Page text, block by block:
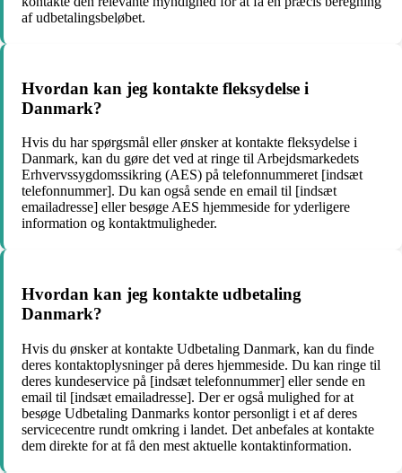
af udbetalingsbeløbet.
Hvordan kan jeg kontakte fleksydelse i
Danmark?
Hvis du har spørgsmål eller ønsker at kontakte fleksydelse i
Danmark, kan du gøre det ved at ringe til Arbejdsmarkedets
Erhvervssygdomssikring (AES) på telefonnummeret [indsæt
telefonnummer]. Du kan også sende en email til [indsæt
emailadresse] eller besøge AES hjemmeside for yderligere
information og kontaktmuligheder.
Hvordan kan jeg kontakte udbetaling
Danmark?
Hvis du ønsker at kontakte Udbetaling Danmark, kan du finde
deres kontaktoplysninger på deres hjemmeside. Du kan ringe til
deres kundeservice på [indsæt telefonnummer] eller sende en
email til [indsæt emailadresse]. Der er også mulighed for at
besøge Udbetaling Danmarks kontor personligt i et af deres
servicecentre rundt omkring i landet. Det anbefales at kontakte
dem direkte for at få den mest aktuelle kontaktinformation.